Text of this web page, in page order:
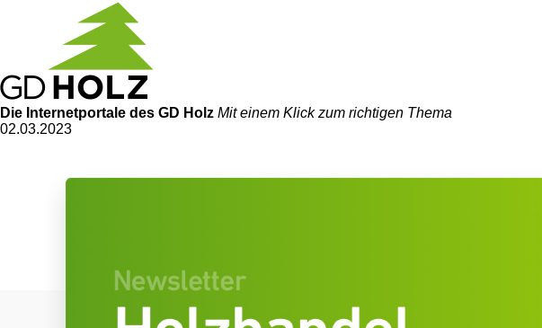
Die Internetportale des GD Holz Mit einem Klick zum richtigen Thema
02.03.2023